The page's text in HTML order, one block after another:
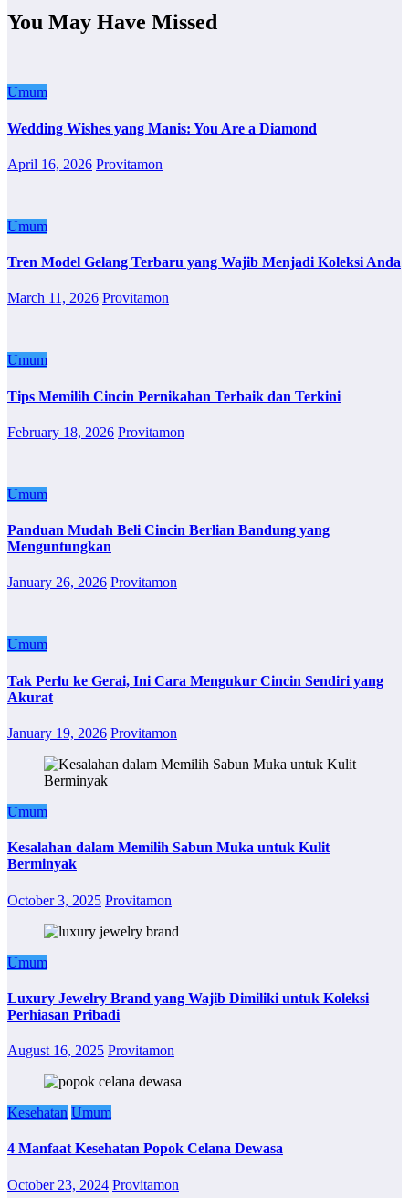
You May Have Missed
Umum
Wedding Wishes yang Manis: You Are a Diamond
April 16, 2026 Provitamon
Umum
Tren Model Gelang Terbaru yang Wajib Menjadi Koleksi Anda
March 11, 2026 Provitamon
Umum
Tips Memilih Cincin Pernikahan Terbaik dan Terkini
February 18, 2026 Provitamon
Umum
Panduan Mudah Beli Cincin Berlian Bandung yang
Menguntungkan
January 26, 2026 Provitamon
Umum
Tak Perlu ke Gerai, Ini Cara Mengukur Cincin Sendiri yang
Akurat
January 19, 2026 Provitamon
Umum
Kesalahan dalam Memilih Sabun Muka untuk Kulit
Berminyak
October 3, 2025 Provitamon
Umum
Luxury Jewelry Brand yang Wajib Dimiliki untuk Koleksi
Perhiasan Pribadi
August 16, 2025 Provitamon
Kesehatan Umum
4 Manfaat Kesehatan Popok Celana Dewasa
October 23, 2024 Provitamon